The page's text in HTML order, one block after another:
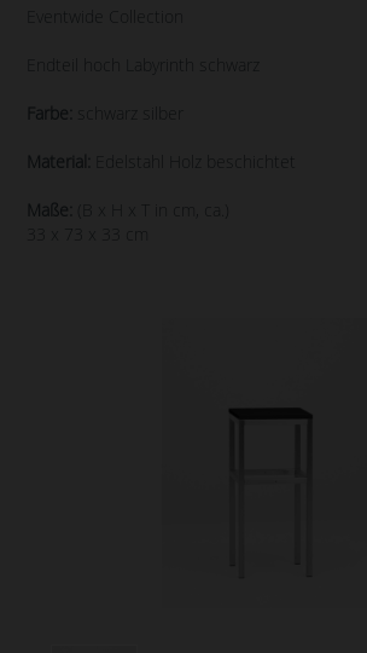
Eventwide Collection
Endteil hoch Labyrinth schwarz
Farbe: schwarz silber
Material: Edelstahl Holz beschichtet
Maße:
(B x H x T in cm, ca.)